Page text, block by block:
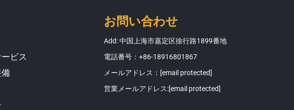
ビス
備
お問い合わせ
Add: 中国上海市嘉定区徐行路1899番地
電話番号： +86-18916801867
メールアドレス： [email protected]
営業メールアドレス:[email protected]